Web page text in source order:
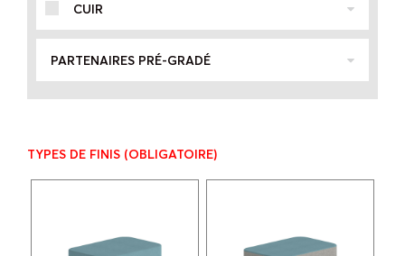
CUIR
PARTENAIRES PRÉ-GRADÉ
TYPES DE FINIS (OBLIGATOIRE)